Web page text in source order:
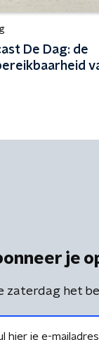
De Dag: de
je
zaterdag het